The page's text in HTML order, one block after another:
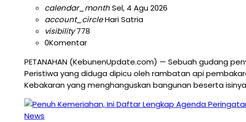
calendar_monthSel, 4 Agu 2026
account_circleHari Satria
visibility778
0Komentar
PETANAHAN (KebunenUpdate.com) — Sebuah gudang
Peristiwa yang diduga dipicu oleh rambatan api
Kebakaran yang menghanguskan bangunan beserta
News